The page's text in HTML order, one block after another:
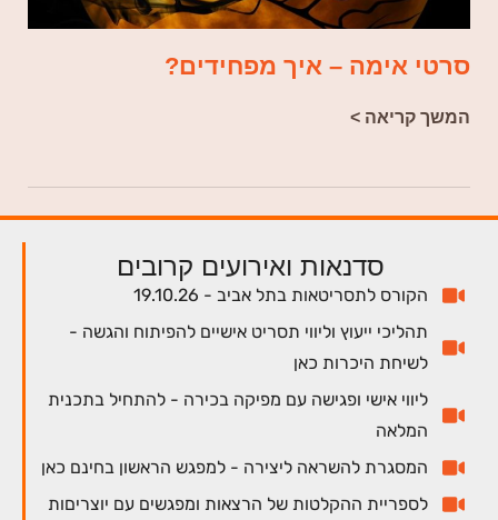
סרטי אימה – איך מפחידים?
המשך קריאה >
סדנאות ואירועים קרובים
הקורס לתסריטאות בתל אביב - 19.10.26
תהליכי ייעוץ וליווי תסריט אישיים להפיתוח והגשה -
לשיחת היכרות כאן
ליווי אישי ופגישה עם מפיקה בכירה - להתחיל בתכנית
המלאה
המסגרת להשראה ליצירה - למפגש הראשון בחינם כאן
לספריית ההקלטות של הרצאות ומפגשים עם יוצריםות